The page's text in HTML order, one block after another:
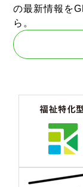
の最新情報を
ら。